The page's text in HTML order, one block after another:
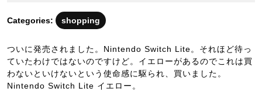
21
Categories: shopping
ついに発売されました。Nintendo Switch Lite。それほど待っ
ていたわけではないのですけど。イエローがあるのでこれは買
わないといけないという使命感に駆られ、買いました。
Nintendo Switch Lite イエロー。